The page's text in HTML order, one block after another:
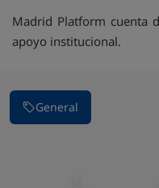
Madrid Platform cuenta
apoyo institucional.
General